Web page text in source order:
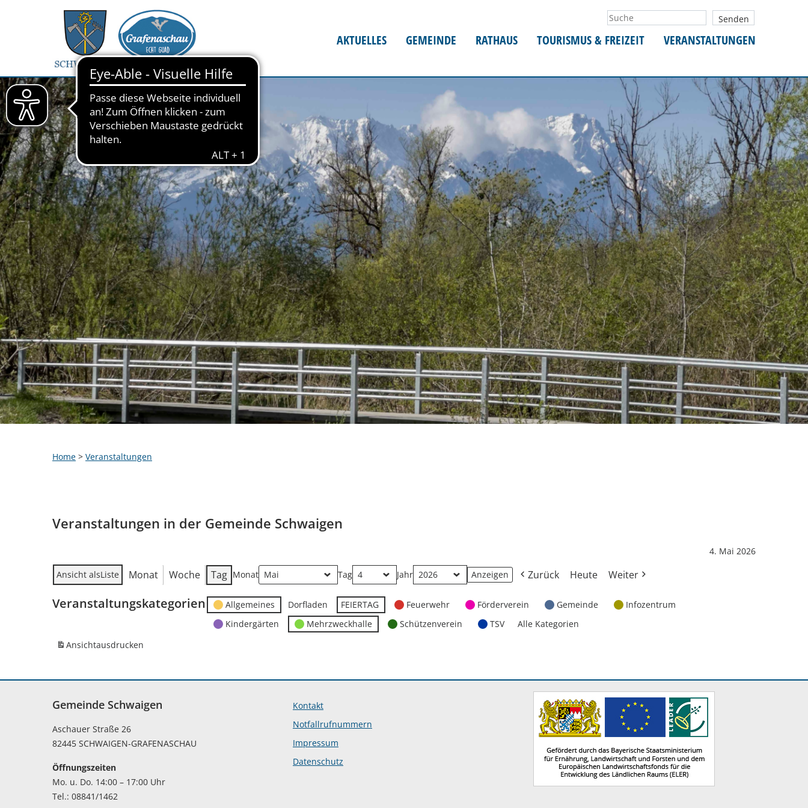
AKTUELLES GEMEINDE RATHAUS TOURISMUS & FREIZEIT VERANSTALTUNGEN
Home > Veranstaltungen
Veranstaltungen in der Gemeinde Schwaigen
4. Mai 2026
Ansicht alsListe Monat Woche Tag Monat Tag Jahr Zurück Heute Weiter
Veranstaltungskategorien Allgemeines Dorfladen FEIERTAG Feuerwehr Förderverein Gemeinde
Infozentrum
Kindergärten
Mehrzweckhalle Schützenverein TSV
Alle Kategorien
Ansichtausdrucken
Gemeinde Schwaigen
Aschauer Straße 26
82445 SCHWAIGEN-GRAFENASCHAU
Öffnungszeiten
Mo. u. Do. 14:00 – 17:00 Uhr
Tel.: 08841/1462
Kontakt
Notfallrufnummern
Impressum
Datenschutz